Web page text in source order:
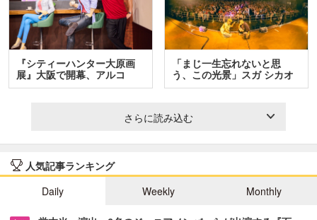
『シティーハンター大原画
展』大阪で開幕、アルコ
＆…
「まじ一生忘れないと思
う、この光景」スガ シカオ
と…
さらに読み込む
人気記事ランキング
Daily
Weekly Monthly